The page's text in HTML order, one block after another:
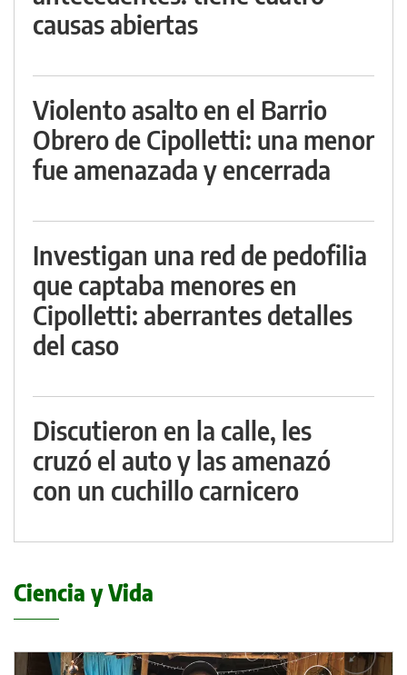
causas abiertas
Violento asalto en el Barrio
Obrero de Cipolletti: una menor
fue amenazada y encerrada
Investigan una red de pedofilia
que captaba menores en
Cipolletti: aberrantes detalles
del caso
Discutieron en la calle, les
cruzó el auto y las amenazó
con un cuchillo carnicero
Ciencia y Vida